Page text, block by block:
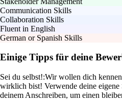
Communication Skills
Collaboration Skills
Fluent in English
German or Spanish Skills
Einige Tipps für deine
Sei du selbst!:Wir wollen dich
wirklich bist! Verwende deine
deinem Anschreiben, um einen